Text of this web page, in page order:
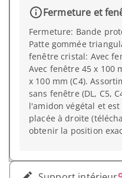
Fermeture et
Fermeture: Bande
Patte gommée
fenêtre cristal: Avec
Avec fenêtre 45 x 100
x 100 mm (C4).
sans fenêtre (DL, C5,
l'amidon végétal et
placée à droite
obtenir la position